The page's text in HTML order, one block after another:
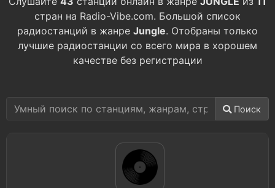
стран на Radio-Vibe.com. Большой список
радиостанций в жанре Jungle. Отобраны только
лучшие радиостанции со всего мира в хорошем
качестве без регистрации
Поиск